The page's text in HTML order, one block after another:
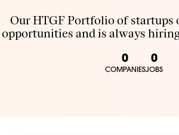
Our HTGF Portfolio of startups
opportunities and is always
0
COMPANIES
0
JOBS